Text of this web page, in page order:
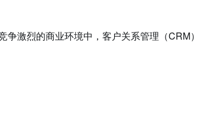
激烈的商业环境中，客户关系管理（CRM）